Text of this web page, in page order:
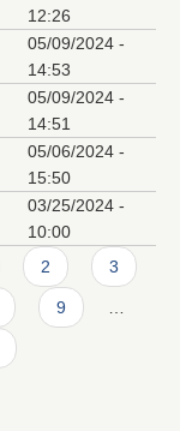
12:26
05/09/2024 -
14:53
05/09/2024 -
14:51
05/06/2024 -
15:50
03/25/2024 -
10:00
2 3
9